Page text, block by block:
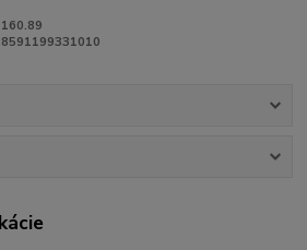
160.89
8591199331010